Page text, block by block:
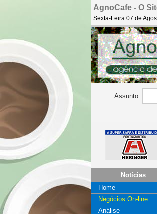
AgnoCafe - O
Sexta-Feira 07 de
Assunto:
Notícias
Home
Negócios On-line
Análise